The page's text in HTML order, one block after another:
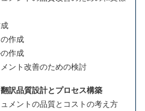
作成
作成
ント改善のための検討
訳品質設計とプロセス構築
ントの品質とコストの考え方